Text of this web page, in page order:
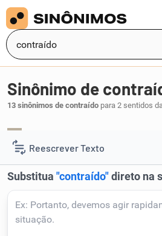
Reescrever Texto
Resumir Texto
Corrigir Texto
Sinônimo de
13 sinônimos de contraído para 2 sentidos